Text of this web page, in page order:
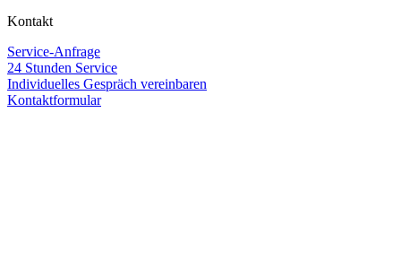
Kontakt
Service-Anfrage
24 Stunden Service
Individuelles Gespräch vereinbaren
Kontaktformular